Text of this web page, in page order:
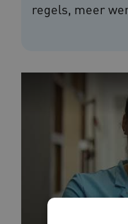
regels, meer